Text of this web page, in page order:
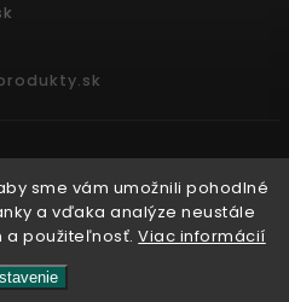
sme vám umožnili pohodlné
a vďaka analýze neustále
a použiteľnosť.Viac informácií